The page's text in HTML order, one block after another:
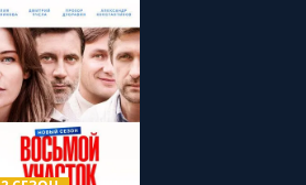
СМОТРЕТЬ ОНЛАЙН